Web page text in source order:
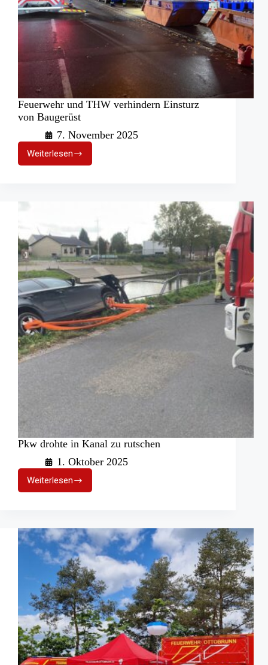
Feuerwehr und THW verhindern Einsturz
von Baugerüst
7. November 2025
WeiterlesenFeuerwehr
und
Pkw drohte in Kanal zu rutschen
1. Oktober 2025
Weiterlesen
Pkw
drohte
zu
rutschen